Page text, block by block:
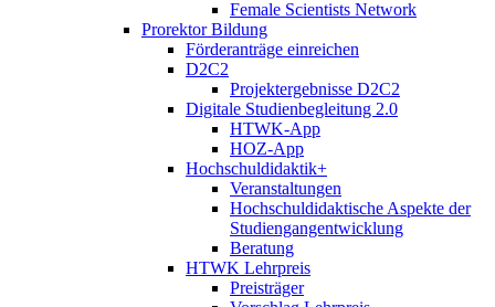
Female Scientists Network
Prorektor Bildung
Förderanträge einreichen
D2C2
Projektergebnisse D2C2
Digitale Studienbegleitung 2.0
HTWK-App
HOZ-App
Hochschuldidaktik+
Veranstaltungen
Hochschuldidaktische Aspekte der
Studiengangentwicklung
Beratung
HTWK Lehrpreis
Preisträger